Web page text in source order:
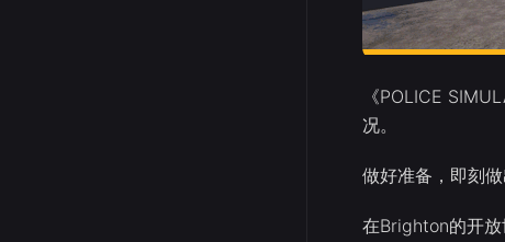
《POLICE
况。
做好准备，即刻做
在Brighton的开放